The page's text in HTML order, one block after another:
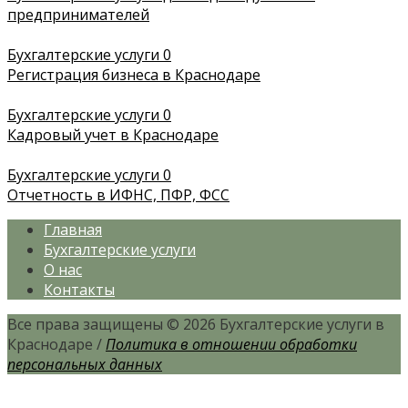
предпринимателей
Бухгалтерские услуги 0
​Регистрация бизнеса в Краснодаре
Бухгалтерские услуги 0
Кадровый учет в Краснодаре
Бухгалтерские услуги 0
Отчетность в ИФНС, ПФР, ФСС
Главная
Бухгалтерские услуги
О нас
Контакты
Все права защищены © 2026 Бухгалтерские услуги в
Краснодаре /Политика в отношении обработки
персональных данных